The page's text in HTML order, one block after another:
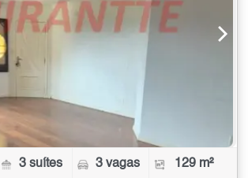
3 suítes 3 vagas 129 m²